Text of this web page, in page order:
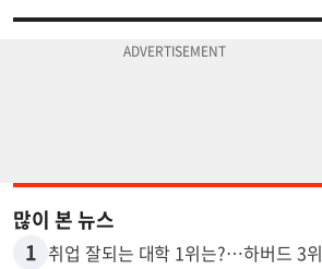
많이 본 뉴스
1 취업 잘되는 대학 1위는?…하버드 3위